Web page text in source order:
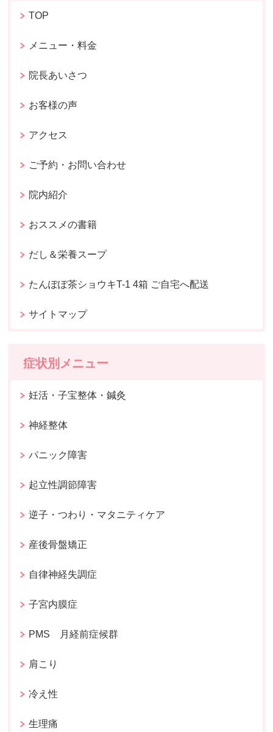
TOP
メニュー・料金
院長あいさつ
お客様の声
アクセス
ご予約・お問い合わせ
院内紹介
おススメの書籍
だし＆栄養スープ
たんぽぽ茶ショウキT-1 4箱 ご自宅へ配送
サイトマップ
症状別メニュー
妊活・子宝整体・鍼灸
神経整体
パニック障害
起立性調節障害
逆子・つわり・マタニティケア
産後骨盤矯正
自律神経失調症
子宮内膜症
PMS 月経前症候群
肩こり
冷え性
生理痛